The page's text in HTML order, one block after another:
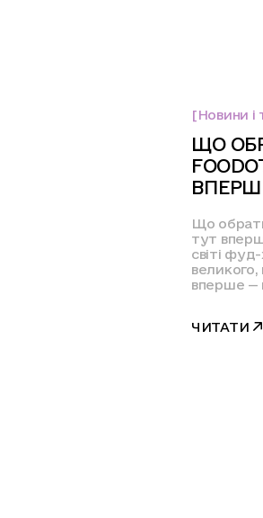
[Новини і
ЩО
Що
тут
світі
вперше —
ЧИТАТИ